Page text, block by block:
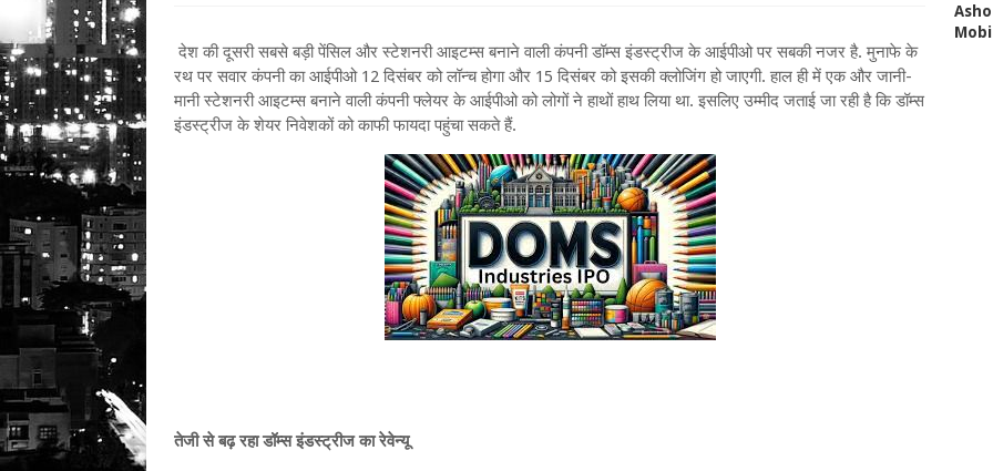
देश की दूसरी सबसे बड़ी पेंसिल और स्टेशनरी आइटम्स बनाने वाली कंपनी डॉम्स इंडस्ट्रीज के आईपीओ पर सबकी नजर है. मुनाफे के
रथ पर सवार कंपनी का आईपीओ 12 दिसंबर को लॉन्च होगा और 15 दिसंबर को इसकी क्लोजिंग हो जाएगी. हाल ही में एक और जानी-
मानी स्टेशनरी आइटम्स बनाने वाली कंपनी फ्लेयर के आईपीओ को लोगों ने हाथों हाथ लिया था. इसलिए उम्मीद जताई जा रही है कि डॉम्स
इंडस्ट्रीज के शेयर निवेशकों को काफी फायदा पहुंचा सकते हैं.
तेजी से बढ़ रहा डॉम्स इंडस्ट्रीज का रेवेन्यू